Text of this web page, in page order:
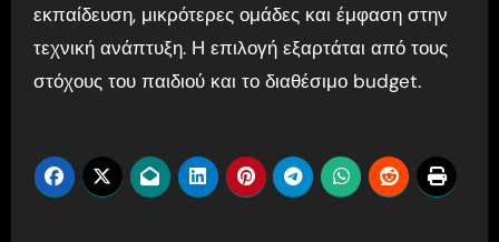
εκπαίδευση, μικρότερες ομάδες και έμφαση στην
τεχνική ανάπτυξη. Η επιλογή εξαρτάται από τους
στόχους του παιδιού και το διαθέσιμο budget.